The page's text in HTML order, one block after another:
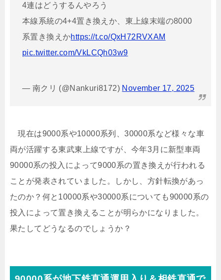
4連はどうするんやろう
本線系統の4+4置き換えか、東上線末端の8000
系置き換えかhttps://t.co/QxH72RVXAM
pic.twitter.com/VkLCQh03w9
— 南クリ (@Nankuri8172) November 17, 2025
現在は9000系や10000系列、30000系など様々な車
両が活躍する東武東上線ですが、今年3月に新型車両
90000系の投入によって9000系の置き換えが行われる
ことが発表されていました。しかし、方針転換があっ
たのか？何と10000系や30000系についても90000系の
投入によって置き換えることが明らかになりました。
果たしてどうなるのでしょうか？